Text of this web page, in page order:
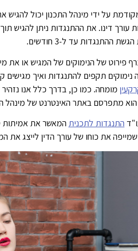
על ידי מינהל התכנון יכול להגיש
ההתנגדות עד ל-3 חודשים.
פירוט של הנימוקים של המגיש או את
תקפים להתנגדות ואיך מגישים
מומחה. כמו כן, בדרך כלל אנו
מתפרסם באתר האינטרנט של מינהל
התנגדות לתכנית המאשר את אמיתות
את כוחו של עורך הדין לייצג את